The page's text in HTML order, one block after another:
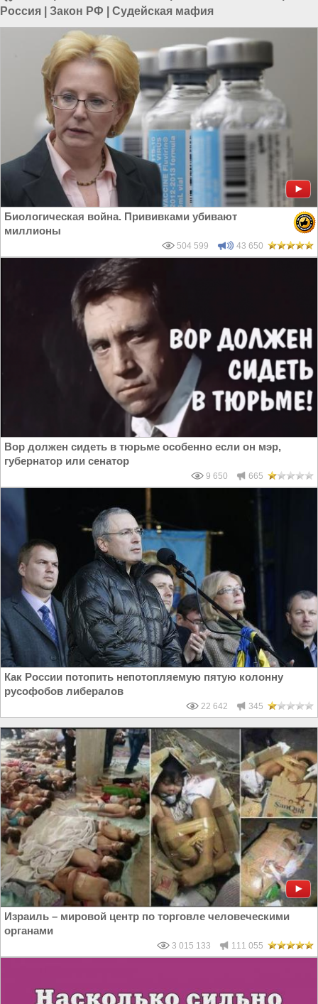
Россия
Закон РФ Судейская мафия
Биологическая война. Прививками убивают
миллионы
504 599 43 650
Вор должен сидеть в тюрьме особенно если он мэр,
губернатор или сенатор
9 650 665
Как России потопить непотопляемую пятую колонну
русофобов либералов
22 642 345
Израиль – мировой центр по торговле человеческими
органами
3 015 133 111 055